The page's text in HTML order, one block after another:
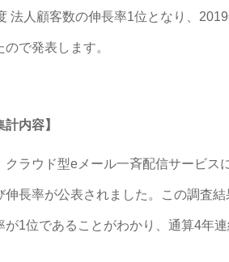
法人顧客数の伸長率1位となり、
で発表します。
計内容】
クラウド型eメール一斉配信サービス
伸長率が公表されました。この調査
が1位であることがわかり、通算4年